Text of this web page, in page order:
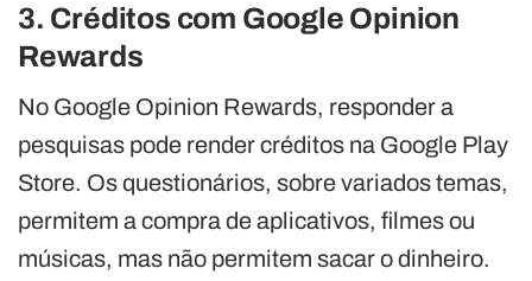
3. Créditos com Google Opinion
Rewards
No Google Opinion Rewards, responder a
pesquisas pode render créditos na Google Play
Store. Os questionários, sobre variados temas,
permitem a compra de aplicativos, filmes ou
músicas, mas não permitem sacar o dinheiro.